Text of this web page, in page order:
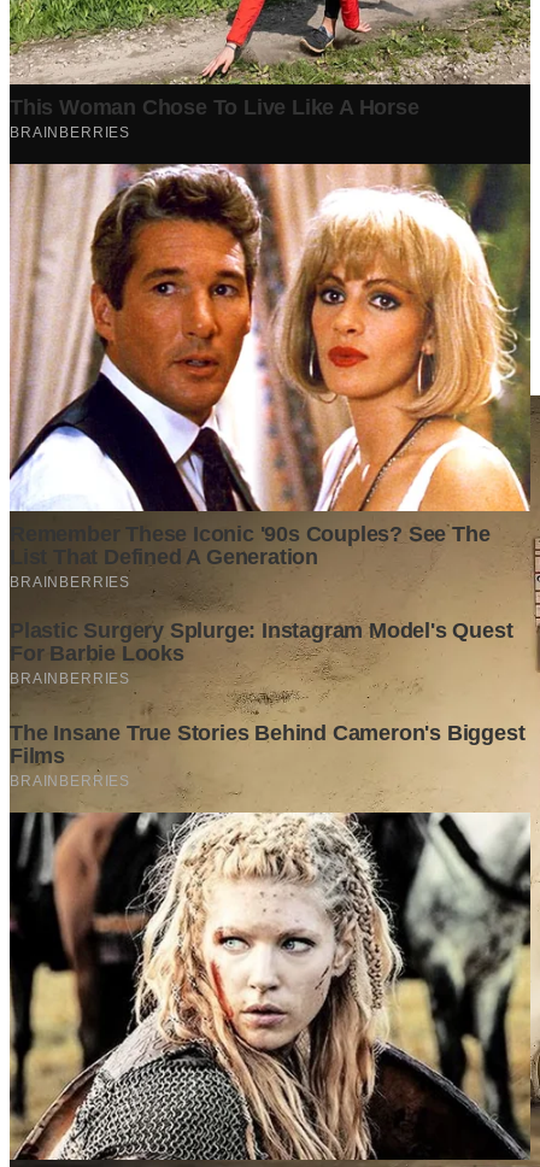
Berita Terpopuler
Surat Somasi Penyerobotan Tanah Terbaru 2024, Lengkap
Dengan Penjelasannya!
Tech·2 years ago